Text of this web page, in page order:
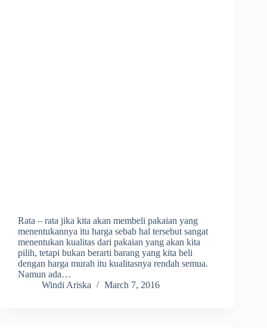
Rata – rata jika kita akan membeli pakaian yang
menentukannya itu harga sebab hal tersebut sangat
menentukan kualitas dari pakaian yang akan kita
pilih, tetapi bukan berarti barang yang kita beli
dengan harga murah itu kualitasnya rendah semua.
Namun ada…
Windi Ariska
March 7, 2016